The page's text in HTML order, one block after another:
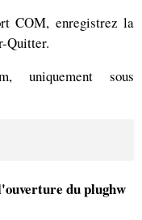
COM, enregistrez la
Quitter.
uniquement sous
du plughw